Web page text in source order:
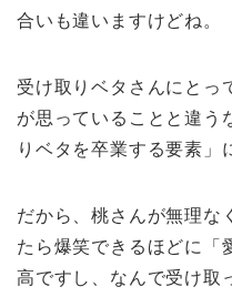
合いも違いますけどね。
受け取りベタさんにとっ
が思っていることと違う
りベタを卒業する要素」
だから、桃さんが無理な
たら爆笑できるほどに「
高ですし、なんで受け取